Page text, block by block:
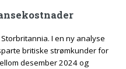
I en ny analyse
britiske strømkunder for
desember 2024 og